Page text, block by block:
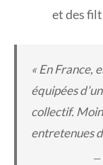
et des
« En France,
équipées
collectif.
entretenues
—